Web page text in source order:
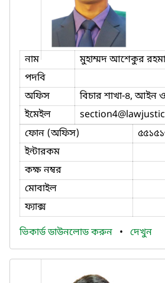
নাম
মুহাম্মদ আশেকুর
পদবি
অফিস
বিচার শাখা-৪, আইন
ইমেইল
section4
ফোন (অফিস)
ইন্টারকম
কক্ষ নম্বর
মোবাইল
ফ্যাক্স
ভিকার্ড ডাউনলোড করুন • দেখুন